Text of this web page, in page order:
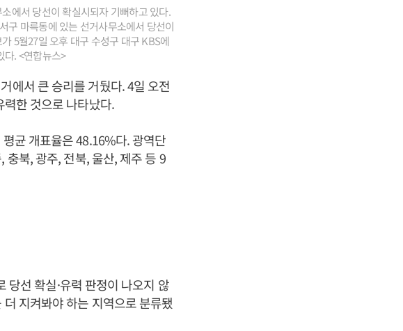
에서 당선이 확실시되자 기뻐하고 있다.
구 마륵동에 있는 선거사무소에서 당선이
5월27일 오후 대구 수성구 대구 KBS에
다. <연합뉴스>
에서 큰 승리를 거뒀다. 4일 오전
한 것으로 나타났다.
균 개표율은 48.16%다. 광역단
충북, 광주, 전북, 울산, 제주 등 9
당선 확실·유력 판정이 나오지 않
지켜봐야 하는 지역으로 분류됐